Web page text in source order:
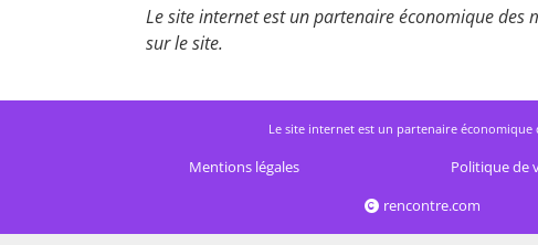
Le site internet est un partenaire économique des
sur le site.
Le site internet est un partenaire économique
Mentions légales Politique de
rencontre.com